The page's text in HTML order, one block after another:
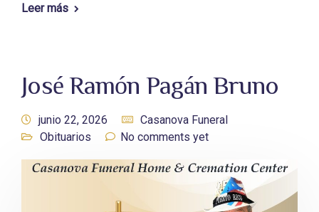
Leer más
José Ramón Pagán Bruno
junio 22, 2026
Casanova Funeral
Obituarios
No comments yet